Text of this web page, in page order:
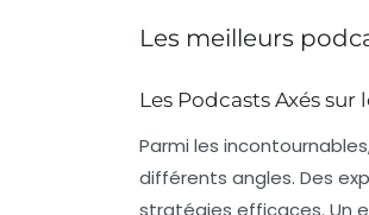
Les meilleurs
Les Podcasts Axés
Parmi les
différents angles. Des
stratégies efficaces. Un